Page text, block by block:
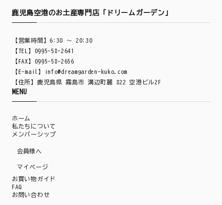
鹿児島空港のお土産専門店「ドリームガーデン」
【営業時間】6:30 ～ 20:30
【TEL】0995-58-2641
【FAX】0995-58-2656
【E-mail】
info@dreamgarden-kuko.com
【住所】鹿児島県 霧島市 溝辺町麗 822 空港ビル2F
MENU
ホーム
私たちについて
メンバーシップ
会員様へ
マイページ
お買い物ガイド
FAQ
お問い合わせ